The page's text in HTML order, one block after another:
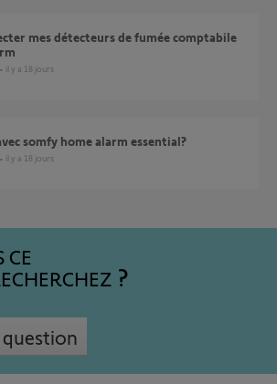
il y a 18 jours
somfy home alarm essential?
il y a 18 jours
CE